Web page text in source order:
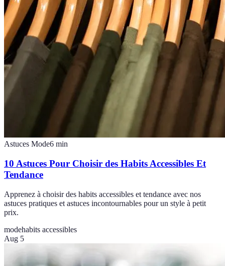
Astuces Mode6 min
10 Astuces Pour Choisir des Habits Accessibles Et
Tendance
Apprenez à choisir des habits accessibles et tendance avec nos
astuces pratiques et astuces incontournables pour un style à petit
prix.
modehabits accessibles
Aug 5